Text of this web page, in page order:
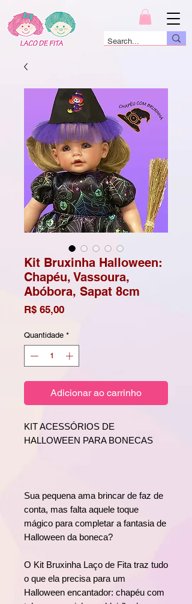
Kit Bruxinha Halloween:
Chapéu, Vassoura,
Abóbora, Sapat 8cm
R$ 65,00Preço
Quantidade *
Adicionar ao carrinho
KIT ACESSÓRIOS DE
HALLOWEEN PARA BONECAS
Sua pequena ama brincar de faz de
conta, mas falta aquele toque
mágico para completar a fantasia de
Halloween da boneca?
O Kit Bruxinha Laço de Fita traz tudo
o que ela precisa para um
Halloween encantador: chapéu com